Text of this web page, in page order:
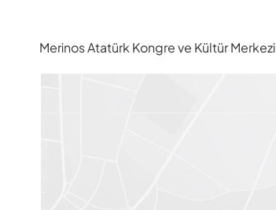
Merinos Atatürk Kongre ve Kültür Merkezi